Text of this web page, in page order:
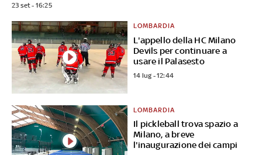
23 set - 16:25
L'appello della HC Milano
Devils per continuare a
usare il Palasesto
LOMBARDIA
14 lug - 12:44
Il pickleball trova spazio a
Milano, a breve
l'inaugurazione dei campi
LOMBARDIA